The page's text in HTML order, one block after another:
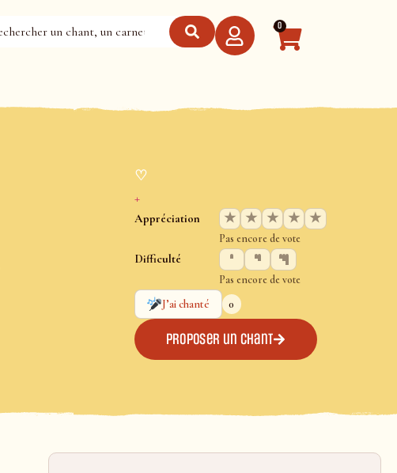
0
♡
+
Appréciation ★ ★ ★ ★ ★
Pas encore de vote
Difficulté
Pas encore de vote
J’ai chanté
0
Proposer un chant